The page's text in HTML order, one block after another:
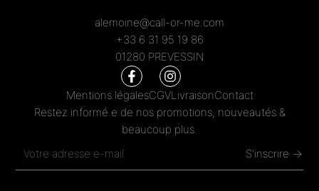
alemoine@call-or-me.com
+33 6 31 95 19 86
01280 PREVESSIN
Mentions légalesCGVLivraisonContact
Restez informé.e de nos promotions, nouveautés &
beaucoup plus.
S'inscrire →